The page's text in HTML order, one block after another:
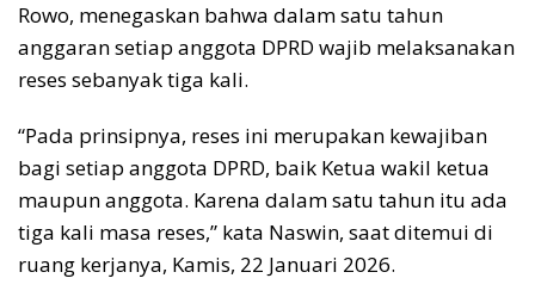
Rowo, menegaskan bahwa dalam satu tahun
anggaran setiap anggota DPRD wajib melaksanakan
reses sebanyak tiga kali.
“Pada prinsipnya, reses ini merupakan kewajiban
bagi setiap anggota DPRD, baik Ketua wakil ketua
maupun anggota. Karena dalam satu tahun itu ada
tiga kali masa reses,” kata Naswin, saat ditemui di
ruang kerjanya, Kamis, 22 Januari 2026.